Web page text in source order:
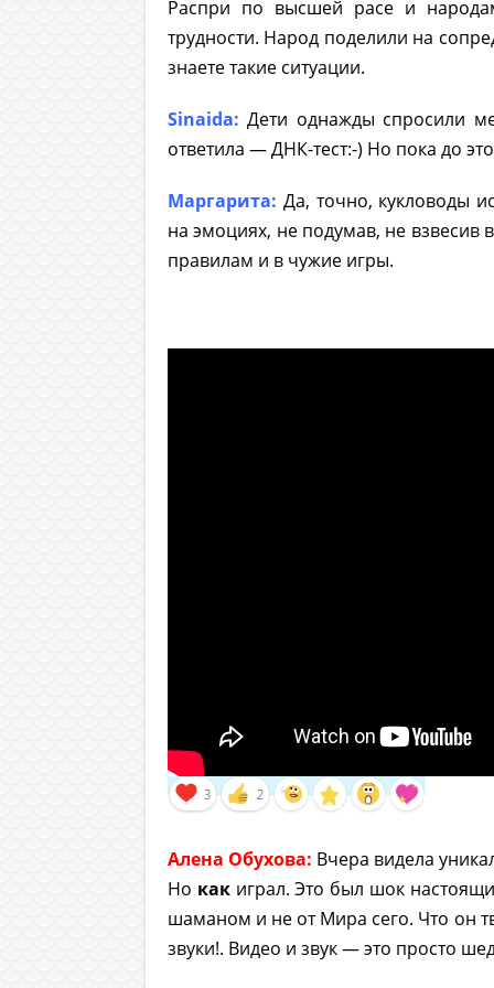
Распри по высшей расе и
трудности. Народ поделили на
знаете такие ситуации.
Sinaida: Дети однажды спросили
ответила — ДНК-тест:-) Но пока до
Маргарита: Да, точно, кукловоды
на эмоциях, не подумав, не взвесив
правилам и в чужие игры.
Алена Обухова: Вчера видела
Но какиграл. Это был шок
шаманом и не от Мира сего. Что он
звуки!. Видео и звук — это просто